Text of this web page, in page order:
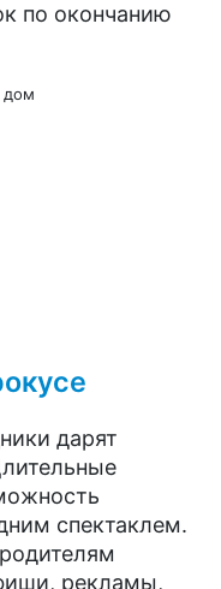
по окончанию
дарят
спектаклем.
рекламы,